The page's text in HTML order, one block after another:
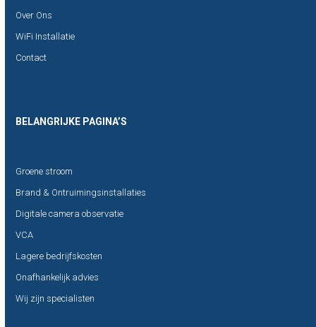
Over Ons
WiFi Installatie
Contact
BELANGRIJKE PAGINA’S
Groene stroom
Brand & Ontruimingsinstallaties
Digitale camera observatie
VCA
Lagere bedrijfskosten
Onafhankelijk advies
Wij zijn specialisten